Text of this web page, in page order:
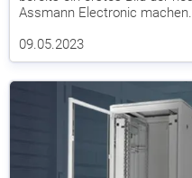
Assmann Electronic
09.05.2023